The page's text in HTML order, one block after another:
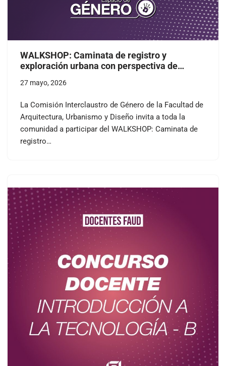
WALKSHOP: Caminata de registro y
exploración urbana con perspectiva de
27 mayo, 2026
La Comisión Interclaustro de Género de la Facultad de
Arquitectura, Urbanismo y Diseño invita a toda la
comunidad a participar del WALKSHOP: Caminata de
registro…